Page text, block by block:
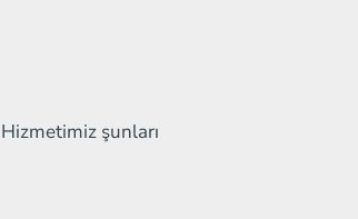
Ripple
şunları